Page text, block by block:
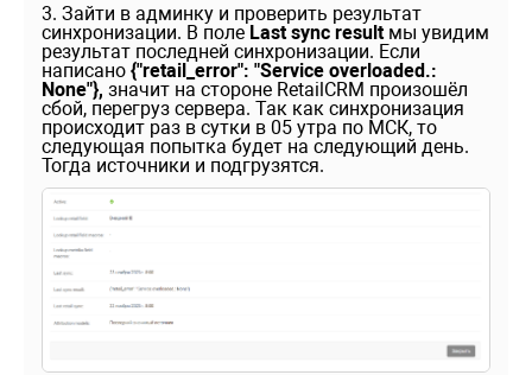
3. Зайти в админку и проверить результат
синхронизации. В поле Last sync result мы увидим
результат последней синхронизации. Если
написано {"retail_error": "Service overloaded.:
None"}, значит на стороне RetailCRM произошёл
сбой, перегруз сервера. Так как синхронизация
происходит раз в сутки в 05 утра по МСК, то
следующая попытка будет на следующий день.
Тогда источники и подгрузятся.